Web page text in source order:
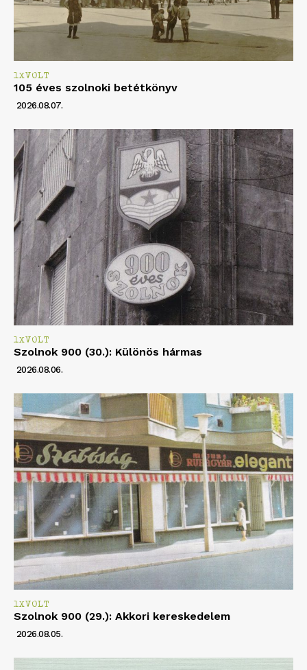
1XVOLT
105 éves szolnoki betétkönyv
2026.08.07.
1XVOLT
Szolnok 900 (30.): Különös hármas
2026.08.06.
1XVOLT
Szolnok 900 (29.): Akkori kereskedelem
2026.08.05.